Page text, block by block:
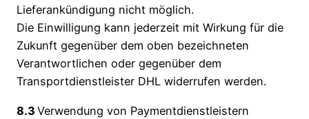
Lieferankündigung nicht möglich.
Die Einwilligung kann jederzeit mit Wirkung für die
Zukunft gegenüber dem oben bezeichneten
Verantwortlichen oder gegenüber dem
Transportdienstleister DHL widerrufen werden.
8.3 Verwendung von Paymentdienstleistern